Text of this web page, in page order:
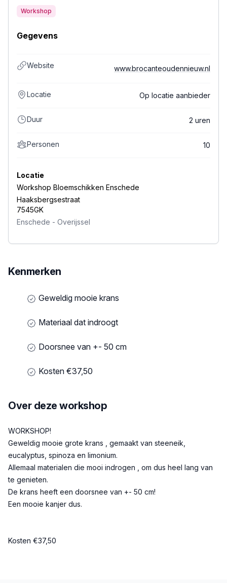
Workshop
Gegevens
Website www.brocanteoudennieuw.nl
Locatie Op locatie aanbieder
Duur 2 uren
Personen 10
Locatie
Workshop Bloemschikken Enschede
Haaksbergsestraat
7545GK
Enschede - Overijssel
Kenmerken
Geweldig mooie krans
Materiaal dat indroogt
Doorsnee van +- 50 cm
Kosten €37,50
Over deze workshop
Beschrijving
WORKSHOP!
Geweldig mooie grote krans , gemaakt van steeneik,
eucalyptus, spinoza en limonium.
Allemaal materialen die mooi indrogen , om dus heel lang van
te genieten.
De krans heeft een doorsnee van +- 50 cm!
Een mooie kanjer dus.
Kosten €37,50